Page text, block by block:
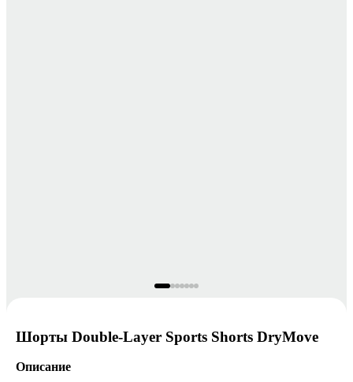
Шорты Double-Layer Sports Shorts DryMove
Описание